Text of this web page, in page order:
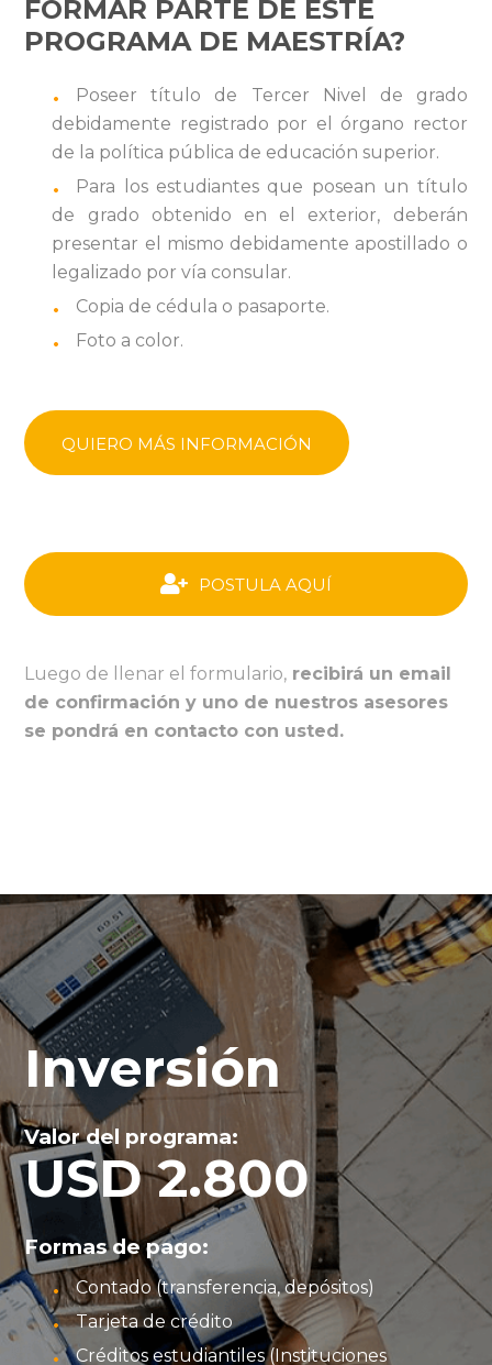
FORMAR PARTE DE ESTE
PROGRAMA DE MAESTRÍA?
Poseer título de Tercer Nivel de grado
debidamente registrado por el órgano rector
de la política pública de educación superior.
Para los estudiantes que posean un título
de grado obtenido en el exterior, deberán
presentar el mismo debidamente apostillado o
legalizado por vía consular.
Copia de cédula o pasaporte.
Foto a color.
QUIERO MÁS INFORMACIÓN
POSTULA AQUÍ
Luego de llenar el formulario, recibirá un email
de confirmación y uno de nuestros asesores
se pondrá en contacto con usted.
Inversión
Valor del programa:
USD 2.800
Formas de pago:
Contado (transferencia, depósitos)
Tarjeta de crédito
Créditos estudiantiles (Instituciones